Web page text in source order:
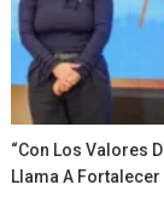
“Con Los Valores
Llama A